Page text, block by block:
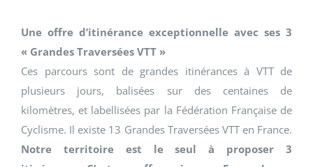
Une offre d’itinérance exceptionnelle avec ses 3
« Grandes Traversées VTT »
Ces parcours sont de grandes itinérances à VTT de
plusieurs jours, balisées sur des centaines de
kilomètres, et labellisées par la Fédération Française de
Cyclisme. Il existe 13 Grandes Traversées VTT en France.
Notre territoire est le seul à proposer 3